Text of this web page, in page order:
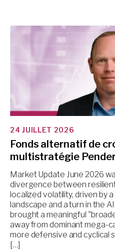
24 JUILLET 2026
Fonds alternatif de
multistratégie
Market Update June 2026
divergence between
localized volatility, driven by
landscape and a turn in the
brought a meaningful
away from dominant mega-
more defensive and cyclical
[…]